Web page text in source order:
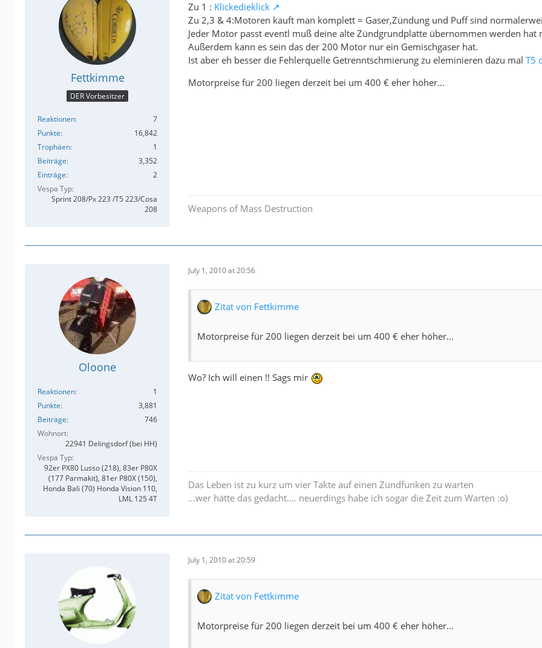
Fettkimme
DER Vorbesitzer
Reaktionen
7
Punkte
16,842
Trophäen
1
Beiträge
3,352
Einträge
2
Vespa Typ
Sprint 208/Px 223 /T5 223/Cosa
208
Zu 1 : Klickedieklick
Zu 2,3 & 4:Motoren kauft man komplett = Gaser,Zündung und Puff sind
Jeder Motor passt eventl muß deine alte Zündgrundplatte übernommen werden hat
Außerdem kann es sein das der 200 Motor nur ein Gemischgaser hat.
Ist aber eh besser die Fehlerquelle Getrenntschmierung zu eleminieren dazu mal T5
Motorpreise für 200 liegen derzeit bei um 400 € eher höher...
Weapons of Mass Destruction
Oloone
Reaktionen
1
Punkte
3,881
Beiträge
746
Wohnort
22941 Delingsdorf (bei HH)
Vespa Typ
92er PX80 Lusso (218), 83er P80X
(177 Parmakit), 81er P80X (150),
Honda Bali (70) Honda Vision 110,
LML 125 4T
July 1, 2010 at 20:56
Zitat von Fettkimme
Motorpreise für 200 liegen derzeit bei um 400 € eher höher...
Wo? Ich will einen !! Sags mir
Das Leben ist zu kurz um vier Takte auf einen Zündfunken zu warten
...wer hätte das gedacht.... neuerdings habe ich sogar die Zeit zum Warten :o)
July 1, 2010 at 20:59
Zitat von Fettkimme
Motorpreise für 200 liegen derzeit bei um 400 € eher höher...